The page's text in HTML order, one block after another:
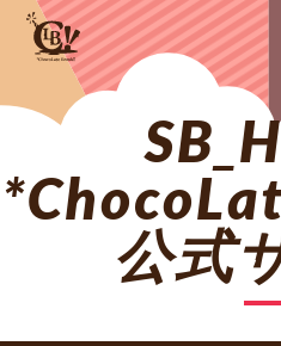
NEWS
SCHEDULE
GOODS
Q&A
YOUTUBE
CHANNEL
OFFICIAL
TWITTER
公式